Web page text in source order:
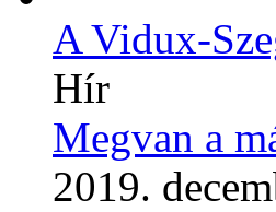
A Vidux-
Hír
Megvan a
2019.